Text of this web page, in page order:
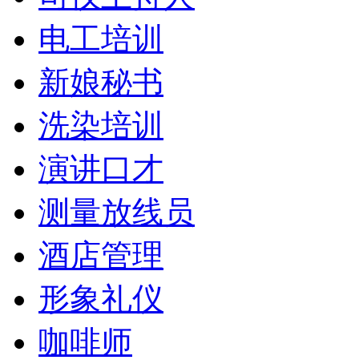
电工培训
新娘秘书
洗染培训
演讲口才
测量放线员
酒店管理
形象礼仪
咖啡师